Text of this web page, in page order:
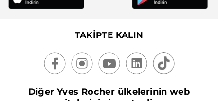
TAKİPTE KALIN
Diğer Yves Rocher ülkelerinin web